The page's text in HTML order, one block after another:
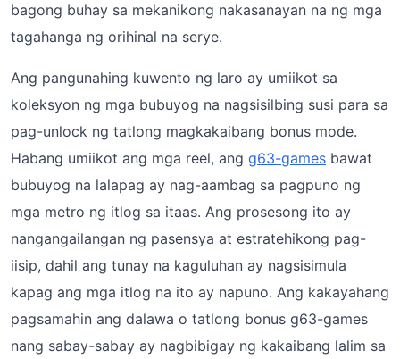
bagong buhay sa mekanikong nakasanayan na ng mga
tagahanga ng orihinal na serye.
Ang pangunahing kuwento ng laro ay umiikot sa
koleksyon ng mga bubuyog na nagsisilbing susi para sa
pag-unlock ng tatlong magkakaibang bonus mode.
Habang umiikot ang mga reel, ang g63-games bawat
bubuyog na lalapag ay nag-aambag sa pagpuno ng
mga metro ng itlog sa itaas. Ang prosesong ito ay
nangangailangan ng pasensya at estratehikong pag-
iisip, dahil ang tunay na kaguluhan ay nagsisimula
kapag ang mga itlog na ito ay napuno. Ang kakayahang
pagsamahin ang dalawa o tatlong bonus g63-games
nang sabay-sabay ay nagbibigay ng kakaibang lalim sa